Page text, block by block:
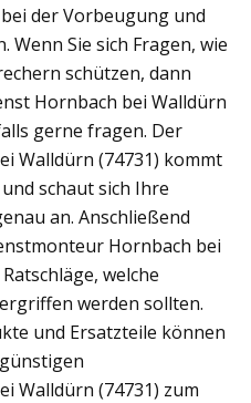
der Vorbeugung und
Wenn Sie sich Fragen, wie
schützen, dann
Hornbach bei Walldürn
gerne fragen. Der
Walldürn (74731) kommt
schaut sich Ihre
an. Anschließend
Hornbach bei
welche
werden sollten.
und Ersatzteile können
Walldürn (74731) zum